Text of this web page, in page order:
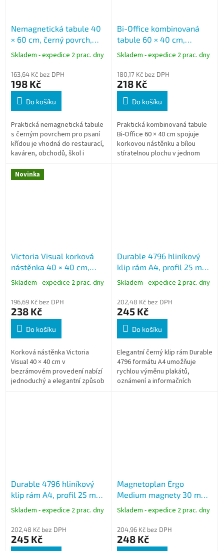
Nemagnetická tabule 40
× 60 cm, černý povrch,
dřevěný rám
Skladem - expedice 2 prac. dny
163,64 Kč bez DPH
198 Kč
Do košíku
Praktická nemagnetická tabule
s černým povrchem pro psaní
křídou je vhodná do restaurací,
kaváren, obchodů, škol i
rámu, snadno čistitelnému
povrchu a...
Bi-Office kombinovaná
tabule 60 × 40 cm,
korková a bílá stíratelná,
dřevěný rám
Skladem - expedice 2 prac. dny
180,17 Kč bez DPH
218 Kč
Do košíku
Praktická kombinovaná tabule
Bi-Office 60 × 40 cm spojuje
korkovou nástěnku a bílou
stíratelnou plochu v jednom
Novinka
Victoria Visual korková
nástěnka 40 × 40 cm,
přírodní, bez rámu
Skladem - expedice 2 prac. dny
196,69 Kč bez DPH
238 Kč
Do košíku
Korková nástěnka Victoria
Visual 40 × 40 cm v
bezrámovém provedení nabízí
jednoduchý a elegantní způsob
Durable 4796 hliníkový
klip rám A4, profil 25 mm,
černý, zkosené rohy
Skladem - expedice 2 prac. dny
202,48 Kč bez DPH
245 Kč
Do košíku
Elegantní černý klip rám Durable
4796 formátu A4 umožňuje
rychlou výměnu plakátů,
oznámení a informačních
Durable 4796 hliníkový
klip rám A4, profil 25 mm,
stříbrný, zkosené rohy
Skladem - expedice 2 prac. dny
202,48 Kč bez DPH
245 Kč
Magnetoplan Ergo
Medium magnety 30 mm
stříbrné, feritové
magnety, 10 ks
Skladem - expedice 2 prac. dny
204,96 Kč bez DPH
248 Kč